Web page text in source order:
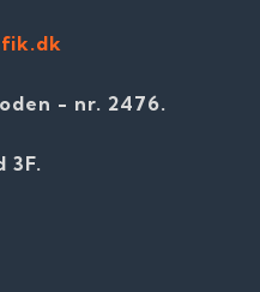
- nr. 2476​​.
3F.